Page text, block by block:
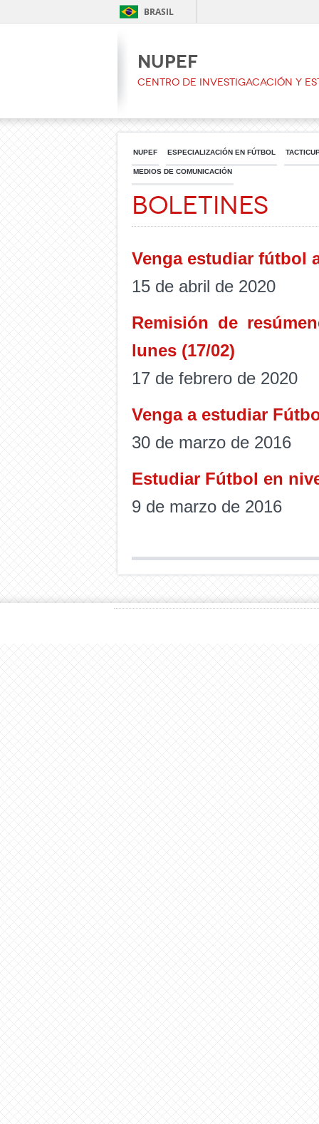
BRASIL
NUPEF
CENTRO DE INVESTIGACACIÓN Y
NUPEF ESPECIALIZACIÓN EN FÚTBOL
MEDIOS DE COMUNICACIÓN
Boletines
Venga estudiar fútbol
15 de abril de 2020
Remisión de
lunes (17/02)
17 de febrero de 2020
Venga a estudiar
30 de marzo de 2016
Estudiar Fútbol en
9 de marzo de 2016